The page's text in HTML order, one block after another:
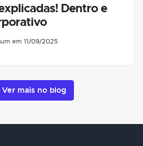
Dentro e
em 11/09/2025
Ver mais no blog